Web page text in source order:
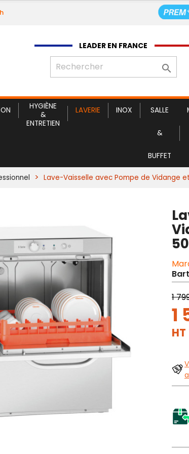
LEADER EN FRANCE

HYGIÈNE
&
ENTRETIEN
LAVERIE INOX SALLE
&
BUFFET
Lave-
Lave-Vaisselle avec Pompe de Vidange
1
1
HT